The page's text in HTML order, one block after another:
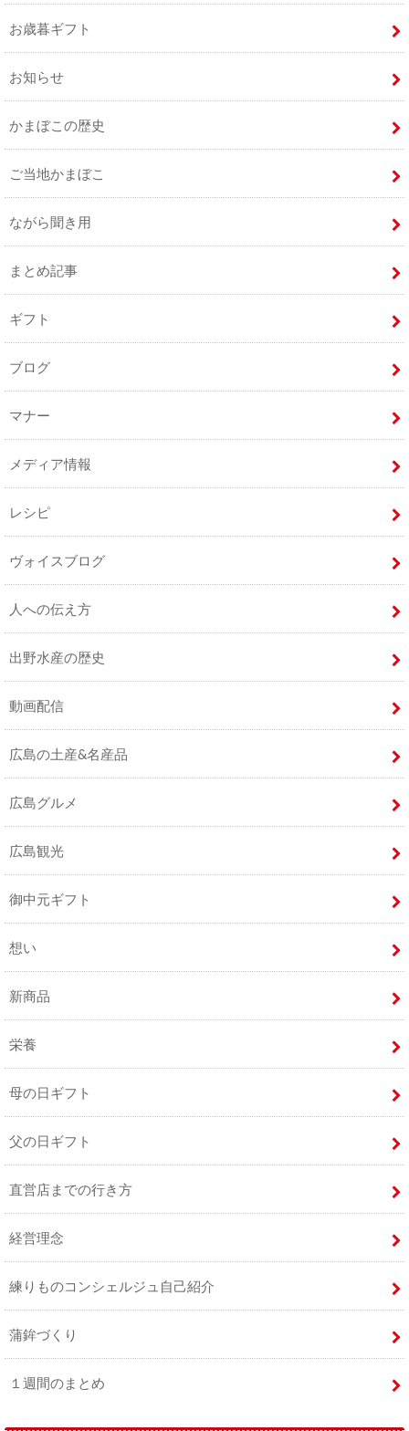
お歳暮ギフト
お知らせ
かまぼこの歴史
ご当地かまぼこ
ながら聞き用
まとめ記事
ギフト
ブログ
マナー
メディア情報
レシピ
ヴォイスブログ
人への伝え方
出野水産の歴史
動画配信
広島の土産&名産品
広島グルメ
広島観光
御中元ギフト
想い
新商品
栄養
母の日ギフト
父の日ギフト
直営店までの行き方
経営理念
練りものコンシェルジュ自己紹介
蒲鉾づくり
１週間のまとめ